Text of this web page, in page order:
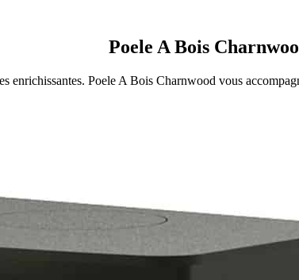
Poele A Bois
enrichissantes. Poele A Bois Charnwood vous